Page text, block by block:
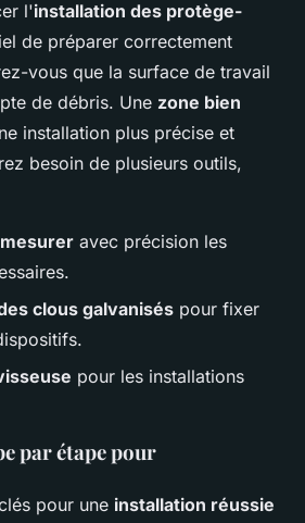
l'installation des protège-
de préparer correctement
vous que la surface de travail
de débris. Une zone bien
installation plus précise et
besoin de plusieurs outils,
avec précision les
clous galvanisés pour fixer
pour les installations
par étape pour
pour une installation réussie